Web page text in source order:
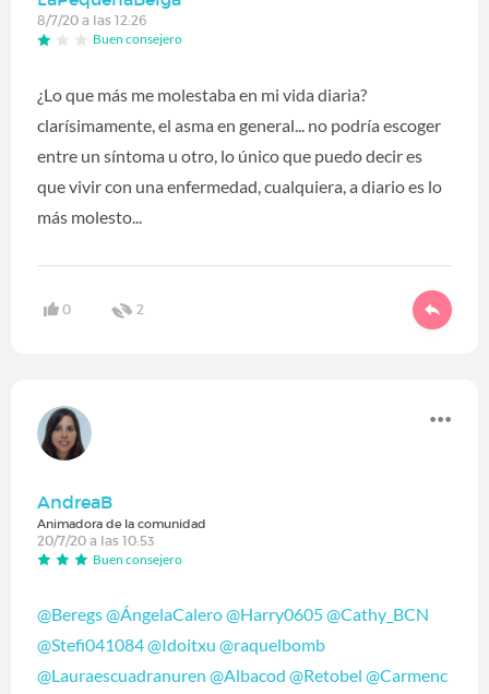
8/7/20 a las 12:26
Buen consejero
¿Lo que más me molestaba en mi vida diaria?
clarísimamente, el asma en general... no podría escoger
entre un síntoma u otro, lo único que puedo decir es
que vivir con una enfermedad, cualquiera, a diario es lo
más molesto...
0 2
AndreaB
Animadora de la comunidad
20/7/20 a las 10:53
Buen consejero
@Beregs@ÁngelaCalero@Harry0605@Cathy_BCN
@Stefi041084@Idoitxu @raquelbomb
@Lauraescuadranuren @Albacod @Retobel @Carmenc